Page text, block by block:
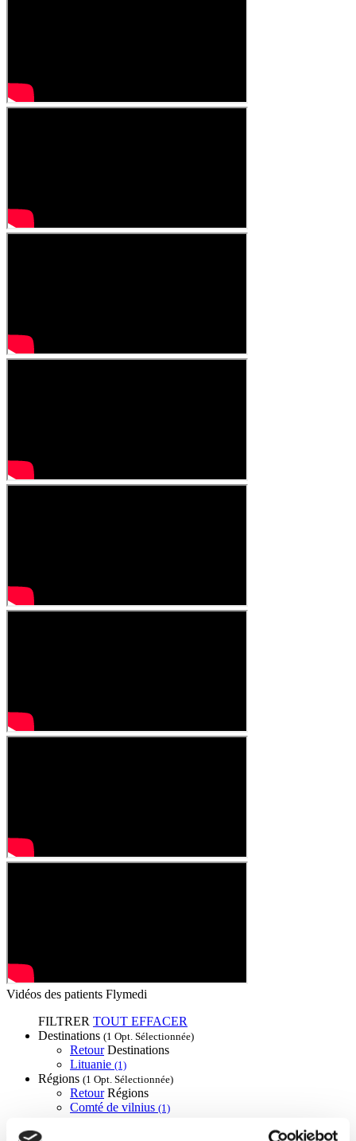
Vidéos des patients Flymedi
FILTRER TOUT EFFACER
Destinations (1 Opt. Sélectionnée)
Retour Destinations
Lituanie (1)
Régions (1 Opt. Sélectionnée)
Retour Régions
Comté de vilnius (1)
Flymedi